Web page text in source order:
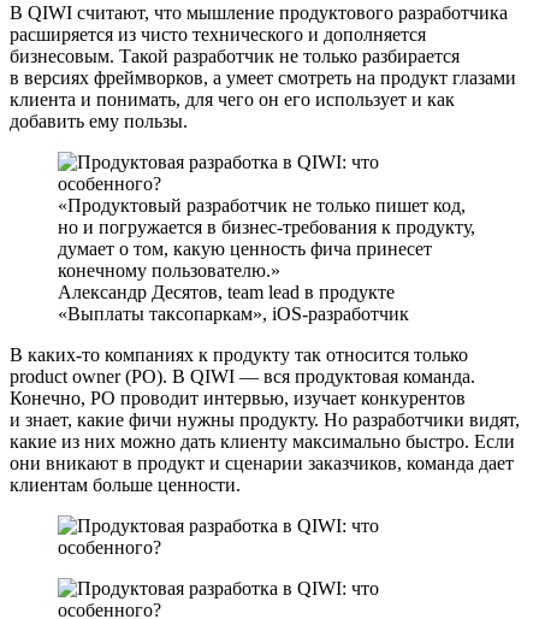
В QIWI считают, что мышление продуктового разработчика
расширяется из чисто технического и дополняется
бизнесовым. Такой разработчик не только разбирается
в версиях фреймворков, а умеет смотреть на продукт глазами
клиента и понимать, для чего он его использует и как
добавить ему пользы.
Продуктовый разработчик не только пишет код,
но и погружается в бизнес-требования к продукту,
думает о том, какую ценность фича принесет
конечному пользователю.
Александр Десятов, team lead в продукте
«Выплаты таксопаркам», iOS-разработчик
В каких-то компаниях к продукту так относится только
product owner (PO). В QIWI — вся продуктовая команда.
Конечно, PO проводит интервью, изучает конкурентов
и знает, какие фичи нужны продукту. Но разработчики видят,
какие из них можно дать клиенту максимально быстро. Если
они вникают в продукт и сценарии заказчиков, команда дает
клиентам больше ценности.